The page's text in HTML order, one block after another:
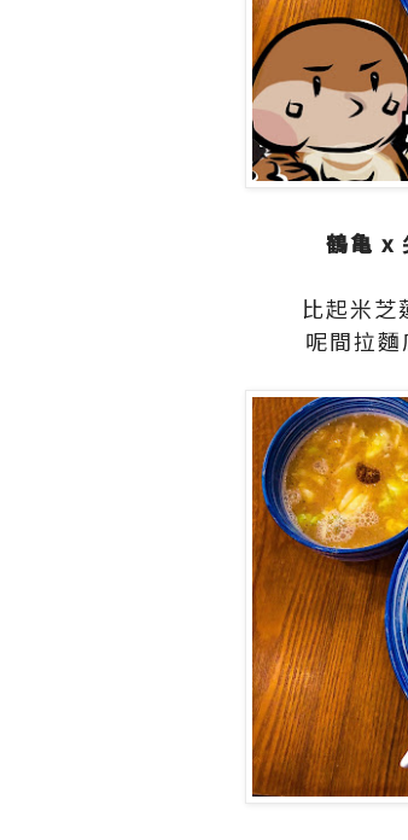
鶴亀 x
比起米芝
呢間拉麵